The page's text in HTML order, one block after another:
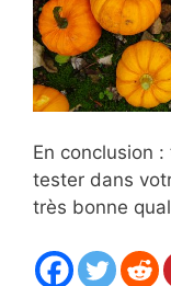
En conclusion
tester dans
très bonne